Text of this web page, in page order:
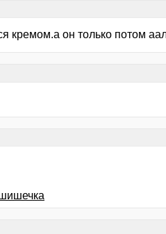
кремом.а он только потом